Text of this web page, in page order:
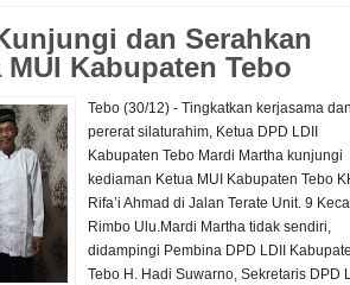
dan Serahkan
Kabupaten Tebo
Tebo (30/12) - Tingkatkan kerjasama dan
pererat silaturahim, Ketua DPD LDII
Kabupaten Tebo Mardi Martha kunjungi
kediaman Ketua MUI Kabupaten Tebo
Rifa’i Ahmad di Jalan Terate Unit. 9
Rimbo Ulu.Mardi Martha tidak sendiri,
didampingi Pembina DPD LDII
Tebo H. Hadi Suwarno, Sekretaris DPD